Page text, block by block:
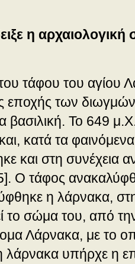
η
τάφου του αγίου
εποχής των
βασιλική. Το 649
κατά τα
και στη συνέχεια
Ο τάφος
η λάρνακα,
το σώμα του, από
Λάρνακα, με το
λάρνακα υπήρχε η